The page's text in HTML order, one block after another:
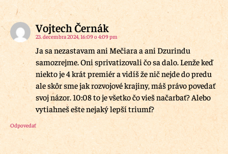
Vojtech Černák
23. decembra 2024, 16:09 o 4:09 pm
Ja sa nezastavam ani Mečiara a ani Dzurindu
samozrejme. Oni sprivatizovali čo sa dalo. Lenže keď
niekto je 4 krát premiér a vidíš že nič nejde do predu
ale skôr sme jak rozvojové krajiny, máš právo povedať
svoj názor. 10:08 to je všetko čo vieš načarbať? Alebo
vytiahneš ešte nejaký lepší triumf?
Odpovedať